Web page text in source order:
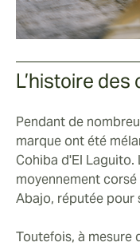
L’histoire
Pendant de
marque ont été
Cohiba d'El
moyennement
Abajo, réputée pour
Toutefois, à mesure